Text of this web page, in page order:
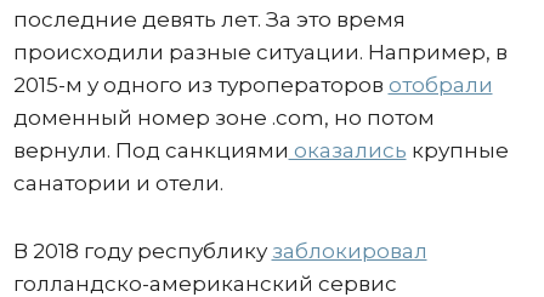
последние девять лет. За это время
происходили разные ситуации. Например, в
2015-м у одного из туроператоров отобрали
доменный номер зоне .com, но потом
вернули. Под санкциями оказались крупные
санатории и отели.
В 2018 году республику заблокировал
голландско-американский сервис